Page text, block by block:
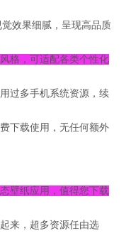
效果细腻，呈现高品质
格，可适配各类个性化
过多手机系统资源，续
下载使用，无任何额外
壁纸应用，值得您下载
来，超多资源任由选